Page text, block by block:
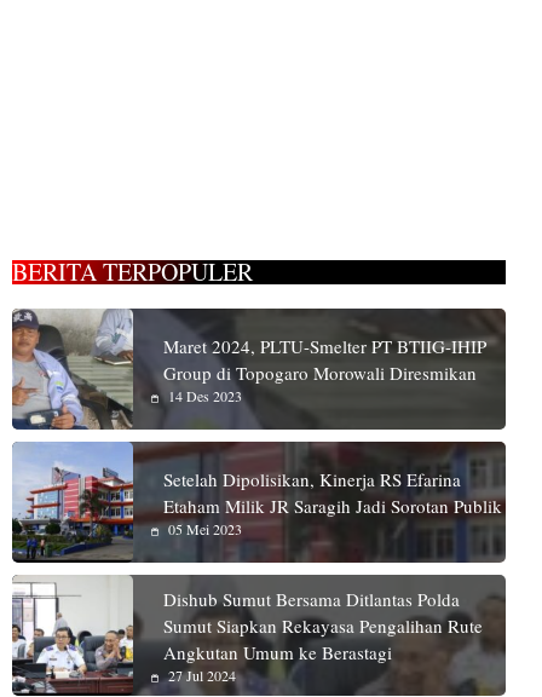
BERITA TERPOPULER
Maret 2024, PLTU-Smelter PT BTIIG-IHIP
Group di Topogaro Morowali Diresmikan
14 Des 2023
Setelah Dipolisikan, Kinerja RS Efarina
Etaham Milik JR Saragih Jadi Sorotan Publik
05 Mei 2023
Dishub Sumut Bersama Ditlantas Polda
Sumut Siapkan Rekayasa Pengalihan Rute
Angkutan Umum ke Berastagi
27 Jul 2024